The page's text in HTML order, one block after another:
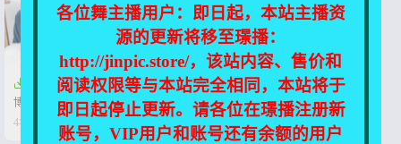
用户中心
会员登陆

健身博主-你文茜 微密圈视图+微
博相册合集[856P/16V/1.1GB]
4年前
0  347
各位舞主播用户：即日起，本站主播资
源的更新将移至璟播：
http://jinpic.store/，该站内容、售价和
阅读权限等与本站完全相同，本站将于
即日起停止更新。请各位在璟播注册新
账号，VIP用户和账号还有余额的用户